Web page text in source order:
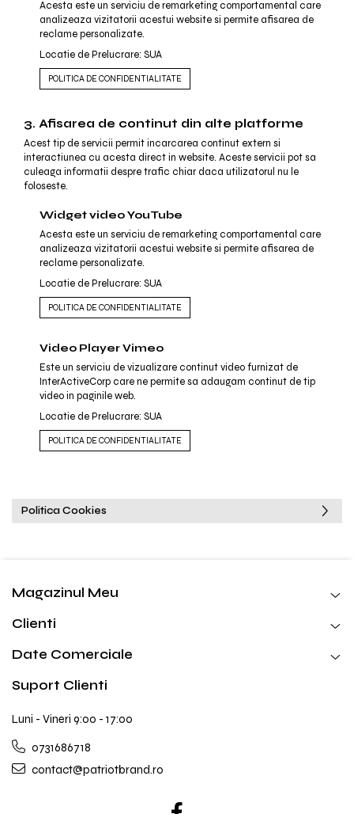
Acesta este un serviciu de remarketing comportamental care
analizeaza vizitatorii acestui website si permite afisarea de
reclame personalizate.
Locatie de Prelucrare: SUA
POLITICA DE CONFIDENTIALITATE
3. Afisarea de continut din alte platforme
Acest tip de servicii permit incarcarea continut extern si
interactiunea cu acesta direct in website. Aceste servicii pot sa
culeaga informatii despre trafic chiar daca utilizatorul nu le
foloseste.
Widget video YouTube
Acesta este un serviciu de remarketing comportamental care
analizeaza vizitatorii acestui website si permite afisarea de
reclame personalizate.
Locatie de Prelucrare: SUA
POLITICA DE CONFIDENTIALITATE
Video Player Vimeo
Este un serviciu de vizualizare continut video furnizat de
InterActiveCorp care ne permite sa adaugam continut de tip
video in paginile web.
Locatie de Prelucrare: SUA
POLITICA DE CONFIDENTIALITATE
Politica Cookies
Magazinul Meu
Clienti
Date Comerciale
Suport Clienti
Luni - Vineri 9:00 - 17:00
0731686718
contact@patriotbrand.ro